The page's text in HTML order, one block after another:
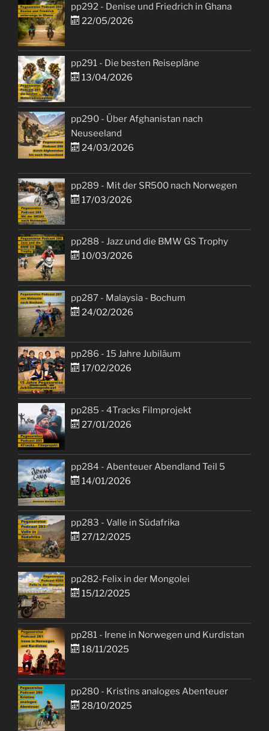
pp292 - Denise und Friedrich in Ghana
22/05/2026
pp291 - Die besten Reisepläne
13/04/2026
pp290 - Über Afghanistan nach
Neuseeland
24/03/2026
pp289 - Mit der SR500 nach Norwegen
17/03/2026
pp288 - Jazz und die BMW GS Trophy
10/03/2026
pp287 - Malaysia - Bochum
24/02/2026
pp286 - 15 Jahre Jubiläum
17/02/2026
pp285 - 4Tracks Filmprojekt
27/01/2026
pp284 - Abenteuer Abendland Teil 5
14/01/2026
pp283 - Valle in Südafrika
27/12/2025
pp282-Felix in der Mongolei
15/12/2025
pp281 - Irene in Norwegen und Kurdistan
18/11/2025
pp280 - Kristins analoges Abenteuer
28/10/2025